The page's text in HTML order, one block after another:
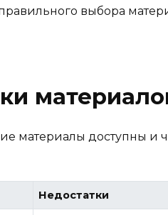
выбора
материалы доступны и
Недостатки